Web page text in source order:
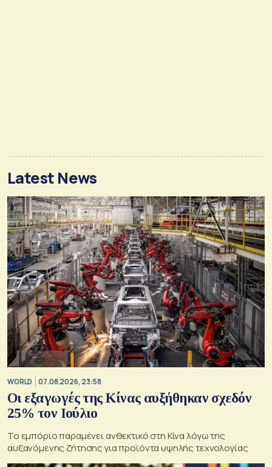
Latest News
WORLD 07.08.2026, 23:58
Οι εξαγωγές της Κίνας αυξήθηκαν σχεδόν
25% τον Ιούλιο
Το εμπόριο παραμένει ανθεκτικό στη Κίνα λόγω της
αυξανόμενης ζήτησης για προϊόντα υψηλής τεχνολογίας